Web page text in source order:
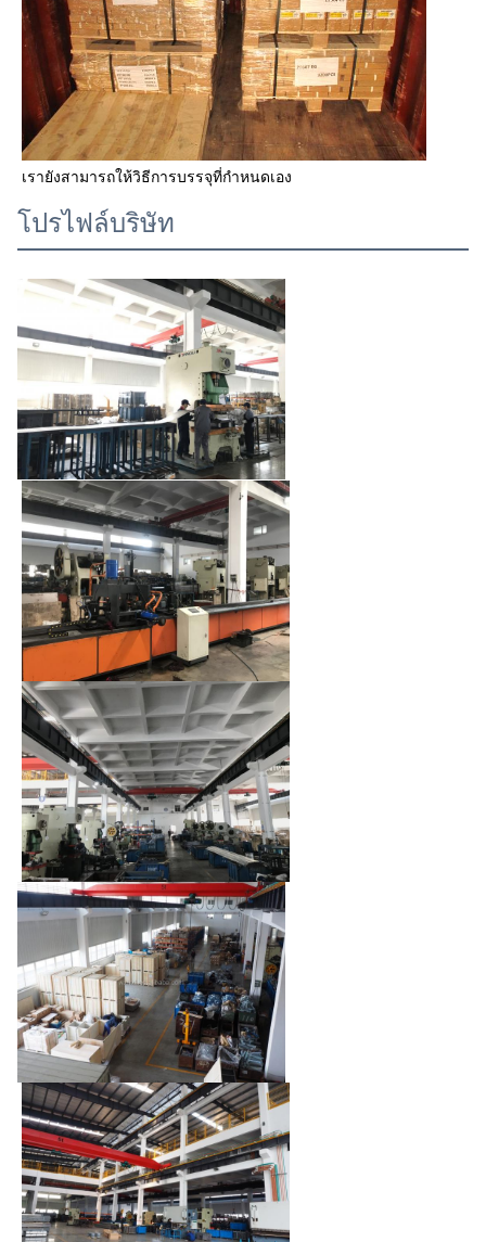
เรายังสามารถให้วิธีการบรรจุที่กําหนดเอง
โปรไฟล์บริษัท